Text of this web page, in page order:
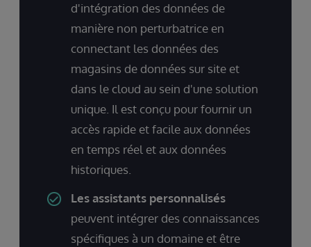
d'intégration des données de
manière non perturbatrice en
connectant les données des
magasins de données sur site et
dans le cloud au sein d'une solution
unique. Il est conçu pour fournir un
accès rapide et facile aux données
en temps réel et aux données
historiques.
Les assistants personnalisés
peuvent intégrer des connaissances
spécifiques à un domaine et être